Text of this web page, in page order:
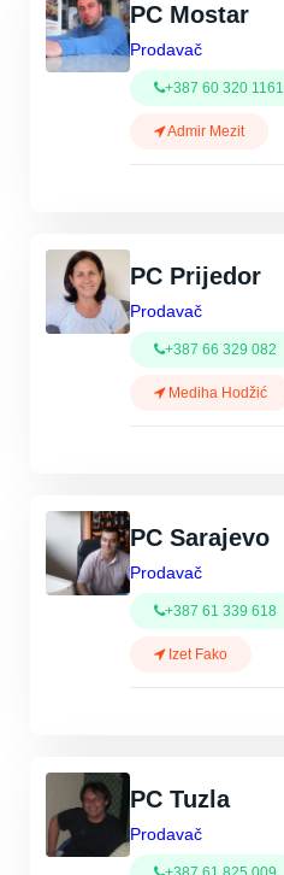
PC Mostar
Prodavač
+387 60 320 1161
Admir Mezit
PC Prijedor
Prodavač
+387 66 329 082
Mediha Hodžić
PC Sarajevo
Prodavač
+387 61 339 618
Izet Fako
PC Tuzla
Prodavač